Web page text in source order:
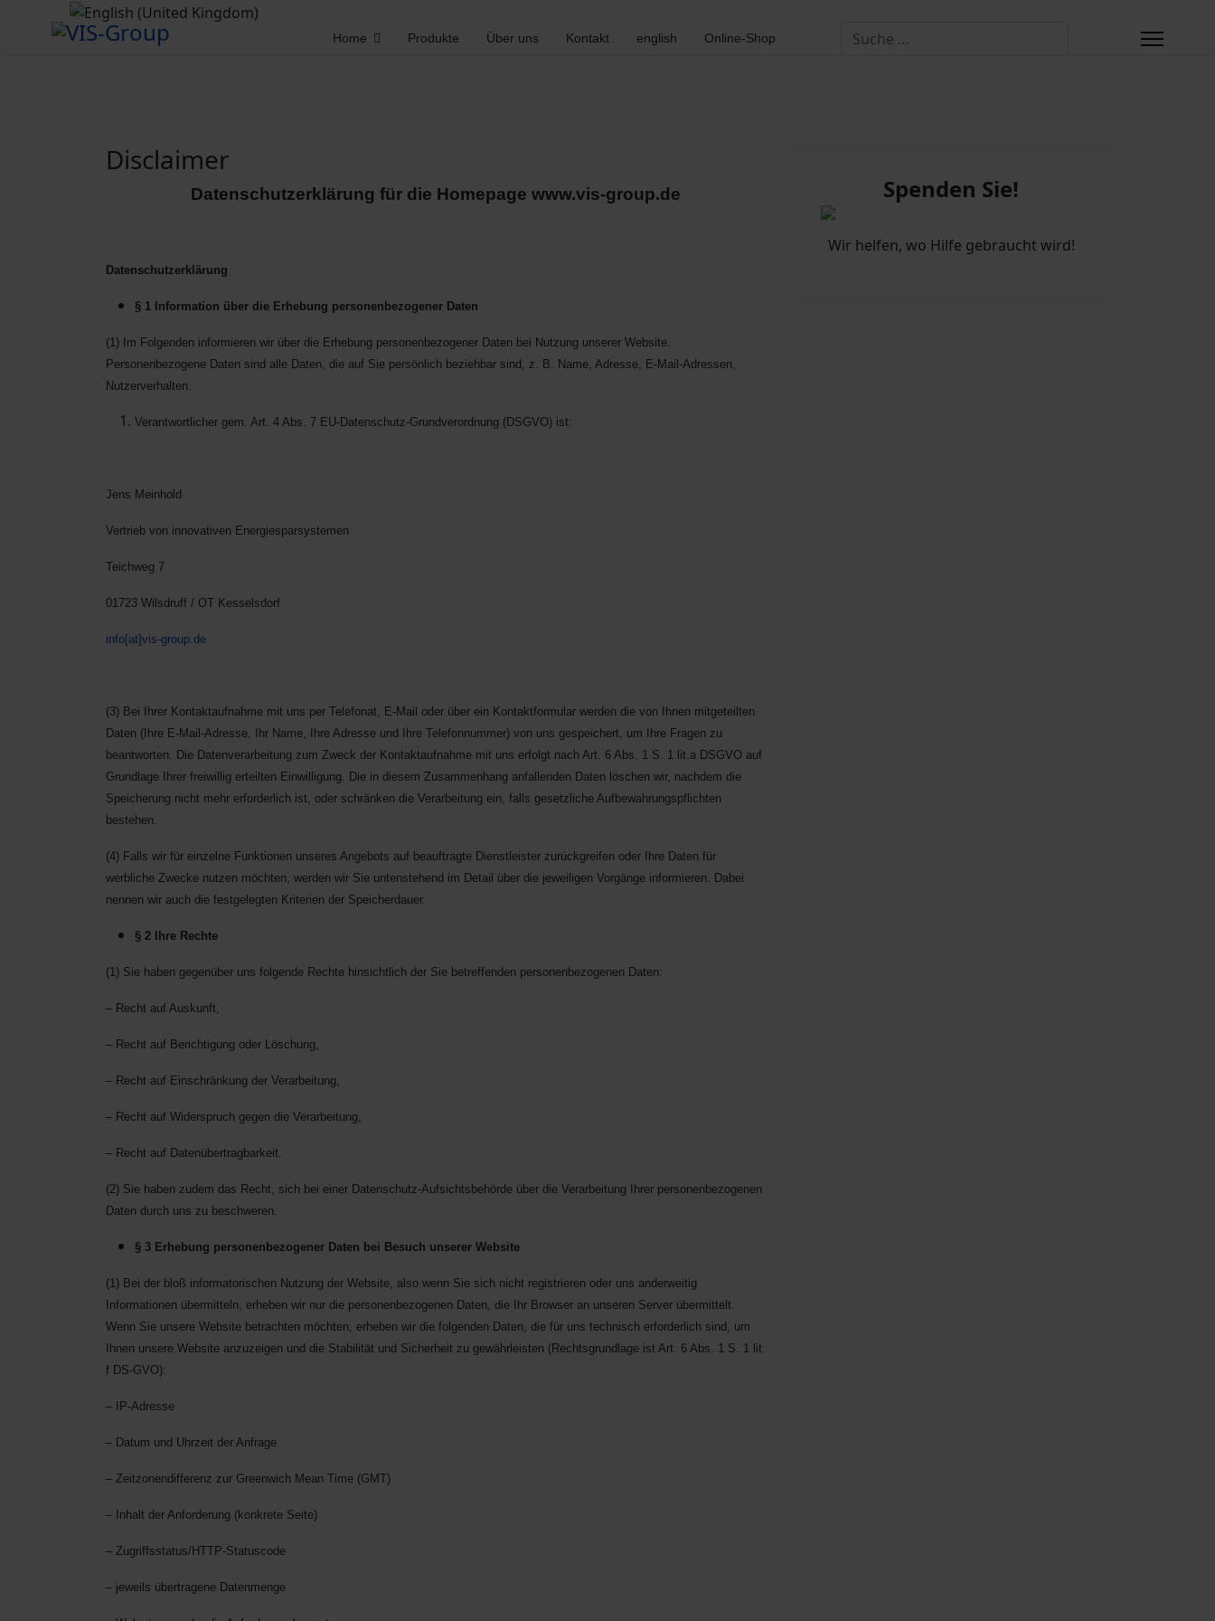
Home Produkte Über uns Kontakt english Online-Shop Suchen
Disclaimer
Datenschutzerklärung für die Homepage www.vis-group.de
Datenschutzerklärung
§ 1 Information über die Erhebung personenbezogener Daten
(1) Im Folgenden informieren wir über die Erhebung personenbezogener Daten bei Nutzung unserer Website.
Personenbezogene Daten sind alle Daten, die auf Sie persönlich beziehbar sind, z. B. Name, Adresse, E-Mail-Adressen,
Nutzerverhalten.
Verantwortlicher gem. Art. 4 Abs. 7 EU-Datenschutz-Grundverordnung (DSGVO) ist:
Jens Meinhold
Vertrieb von innovativen Energiesparsystemen
Teichweg 7
01723 Wilsdruff / OT Kesselsdorf
info[at]vis-group.de
(3) Bei Ihrer Kontaktaufnahme mit uns per Telefonat, E-Mail oder über ein Kontaktformular werden die von Ihnen mitgeteilten
Daten (Ihre E-Mail-Adresse, Ihr Name, Ihre Adresse und Ihre Telefonnummer) von uns gespeichert, um Ihre Fragen zu
beantworten. Die Datenverarbeitung zum Zweck der Kontaktaufnahme mit uns erfolgt nach Art. 6 Abs. 1 S. 1 lit.a DSGVO auf
Grundlage Ihrer freiwillig erteilten Einwilligung. Die in diesem Zusammenhang anfallenden Daten löschen wir, nachdem die
Speicherung nicht mehr erforderlich ist, oder schränken die Verarbeitung ein, falls gesetzliche Aufbewahrungspflichten
bestehen.
(4) Falls wir für einzelne Funktionen unseres Angebots auf beauftragte Dienstleister zurückgreifen oder Ihre Daten für
werbliche Zwecke nutzen möchten, werden wir Sie untenstehend im Detail über die jeweiligen Vorgänge informieren. Dabei
nennen wir auch die festgelegten Kriterien der Speicherdauer.
§ 2 Ihre Rechte
(1) Sie haben gegenüber uns folgende Rechte hinsichtlich der Sie betreffenden personenbezogenen Daten:
– Recht auf Auskunft,
– Recht auf Berichtigung oder Löschung,
– Recht auf Einschränkung der Verarbeitung,
– Recht auf Widerspruch gegen die Verarbeitung,
– Recht auf Datenübertragbarkeit.
(2) Sie haben zudem das Recht, sich bei einer Datenschutz-Aufsichtsbehörde über die Verarbeitung Ihrer personenbezogenen
Daten durch uns zu beschweren.
§ 3 Erhebung personenbezogener Daten bei Besuch unserer Website
(1) Bei der bloß informatorischen Nutzung der Website, also wenn Sie sich nicht registrieren oder uns anderweitig
Informationen übermitteln, erheben wir nur die personenbezogenen Daten, die Ihr Browser an unseren Server übermittelt.
Wenn Sie unsere Website betrachten möchten, erheben wir die folgenden Daten, die für uns technisch erforderlich sind, um
Ihnen unsere Website anzuzeigen und die Stabilität und Sicherheit zu gewährleisten (Rechtsgrundlage ist Art. 6 Abs. 1 S. 1 lit.
f DS-GVO):
– IP-Adresse
– Datum und Uhrzeit der Anfrage
– Zeitzonendifferenz zur Greenwich Mean Time (GMT)
– Inhalt der Anforderung (konkrete Seite)
– Zugriffsstatus/HTTP-Statuscode
– jeweils übertragene Datenmenge
Spenden Sie!
Wir helfen, wo Hilfe gebraucht wird!